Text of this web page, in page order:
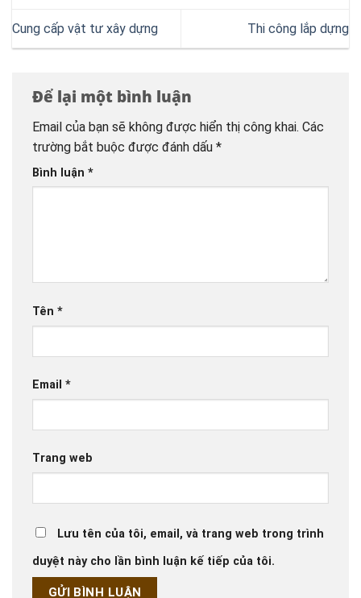
Cung cấp vật tư xây dựng Thi công lắp dựng
Để lại một bình luận
Email của bạn sẽ không được hiển thị công khai. Các
trường bắt buộc được đánh dấu *
Bình luận *
Tên *
Email *
Trang web
Lưu tên của tôi, email, và trang web trong trình
duyệt này cho lần bình luận kế tiếp của tôi.